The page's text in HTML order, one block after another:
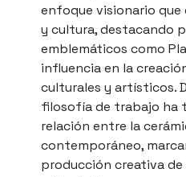
enfoque visionario
y cultura, destacando
emblemáticos como
influencia en la
culturales y artísticos.
filosofía de trabajo ha
relación entre la
contemporáneo,
producción creativa de